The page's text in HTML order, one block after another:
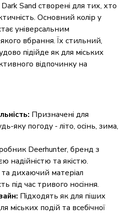
Sand створені для тих, хто
Основний колір у
універсальним
вбрання. Їх стильний,
підійде як для міських
відпочинку на
Призначені для
яку погоду - літо, осінь, зима,
Deerhunter, бренд з
надійністю та якістю.
дихаючий матеріал
під час тривого носіння.
Підходять як для піших
міських подій та всебічної